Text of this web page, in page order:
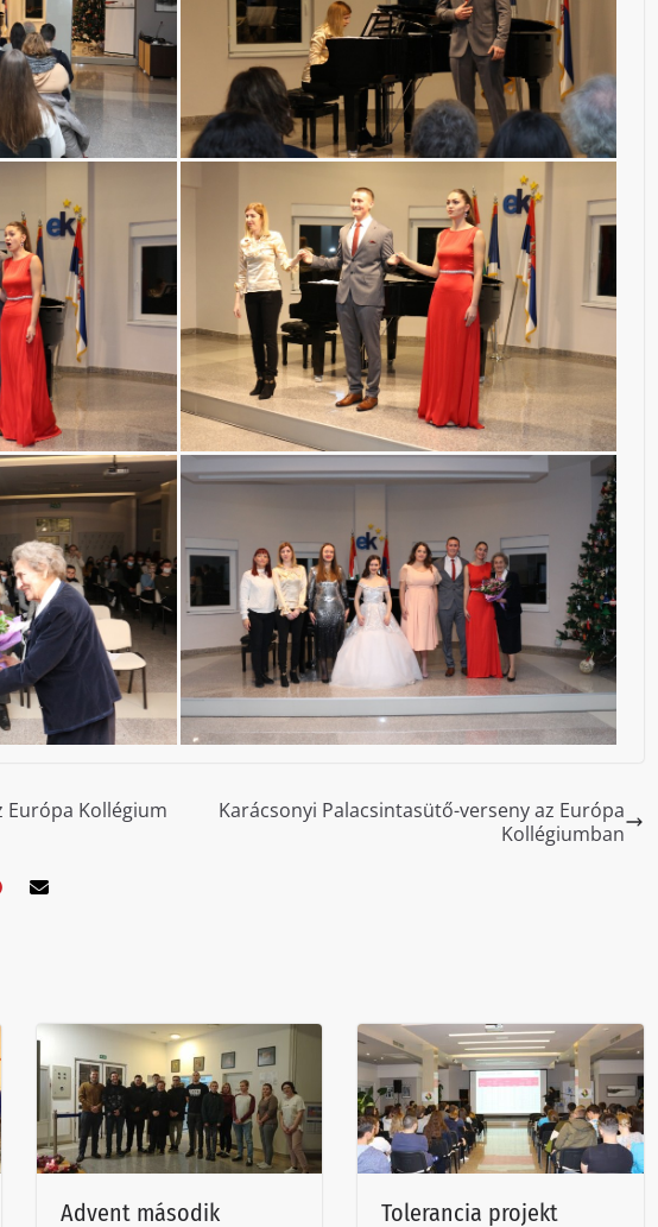
Kollégium
Karácsonyi Palacsintasütő-verseny az Európa
Kollégiumban
Advent második Tolerancia projekt